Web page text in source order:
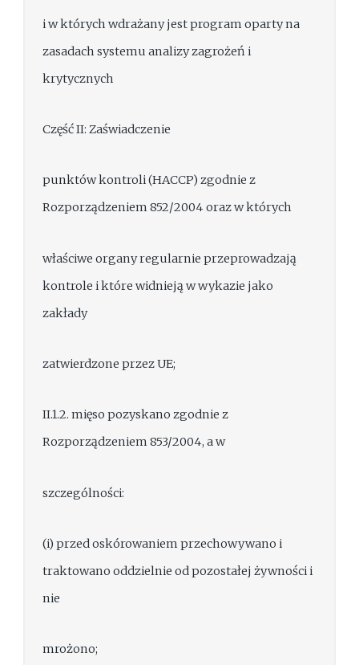
i w których wdrażany jest program oparty na
zasadach systemu analizy zagrożeń i
krytycznych
Część II: Zaświadczenie
punktów kontroli (HACCP) zgodnie z
Rozporządzeniem 852/2004 oraz w których
właściwe organy regularnie przeprowadzają
kontrole i które widnieją w wykazie jako
zakłady
zatwierdzone przez UE;
II.1.2. mięso pozyskano zgodnie z
Rozporządzeniem 853/2004, a w
szczególności:
(i) przed oskórowaniem przechowywano i
traktowano oddzielnie od pozostałej żywności i
nie
mrożono;